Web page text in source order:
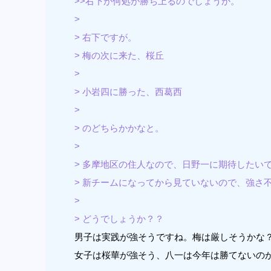
>
> 右下ですが。
> 梅の次に来た、桜丘
>
> 小岩四に勝った、西葛西
>
> のどちらかかなと。
>
> 多摩地区の住人なので、日野一に期待したい
> 新チームになってから見ていないので、強さ不
>
> どうでしょうか？？
男子は実践が強そうですね。梅は厳しそうかな？
女子は桜華が強そう、八一は今年は勝てないの